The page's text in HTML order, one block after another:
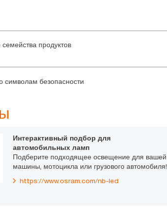
продуктов
символам безопасности
Интерактивный подбор для
автомобильных ламп
Подберите подходящее освещение для вашей
машины, мотоцикла или грузового автомобиля!
https://www.osram.com/nb-led